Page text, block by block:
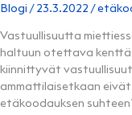
Blogi /23.3.2022 /
Vastuullisuutta
haltuun otettava
kiinnittyvät
ammattilaisetkaan
etäkoodauksen